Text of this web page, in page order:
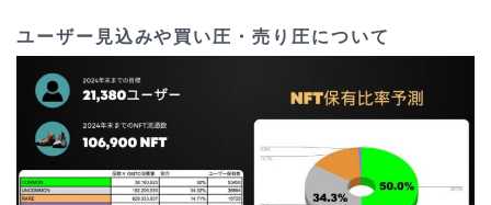
ユーザー見込みや買い圧・売り圧について